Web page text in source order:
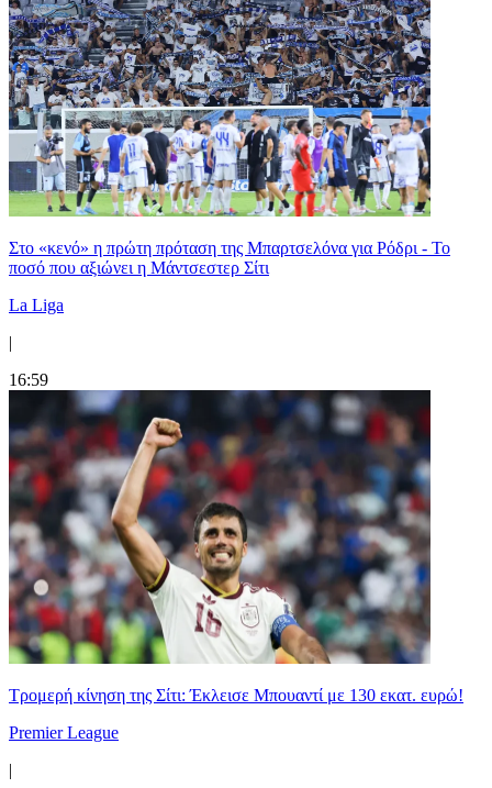
Στο «κενό» η πρώτη πρόταση της Μπαρτσελόνα για Ρόδρι - Το
ποσό που αξιώνει η Μάντσεστερ Σίτι
La Liga
|
16:59
Τρομερή κίνηση της Σίτι: Έκλεισε Μπουαντί με 130 εκατ. ευρώ!
Premier League
|